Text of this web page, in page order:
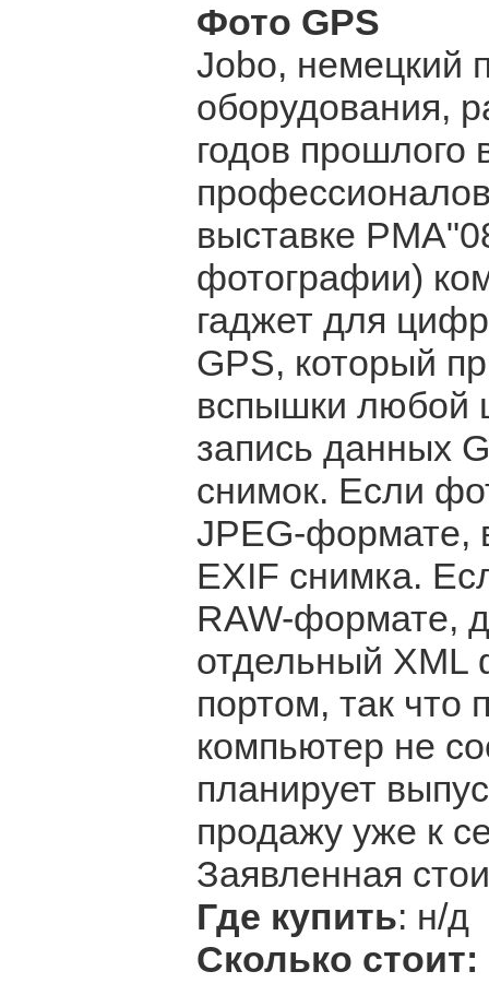
Фото GPS
Jobo, немецкий
оборудования,
годов прошлого
выставке
фотографии)
гаджет для
GPS, который
вспышки любой
запись данных
снимок. Если
JPEG-формате,
EXIF снимка.
RAW-формате,
отдельный
портом, так что
компьютер не
планирует
продажу уже к
Заявленная
Где купить: н/д
Сколько стоит: